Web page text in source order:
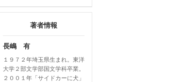
著者情報
長嶋 有
１９７２年埼玉県生まれ。東洋
大学２部文学部国文学科卒業。
２００１年「サイドカーに犬」